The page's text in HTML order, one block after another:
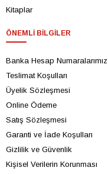
Kitaplar
ÖNEMLI BILGILER
Banka Hesap Numaralarımız
Teslimat Koşulları
Üyelik Sözleşmesi
Online Ödeme
Satış Sözleşmesi
Garanti ve İade Koşulları
Gizlilik ve Güvenlik
Kişisel Verilerin Korunması